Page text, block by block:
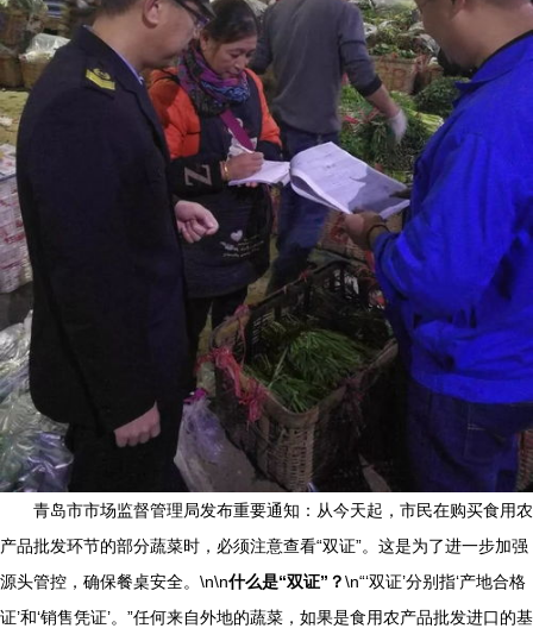
青岛市市场监督管理局发布重要通知：从今天起，市民在购买食用农
产品批发环节的部分蔬菜时，必须注意查看“双证”。这是为了进一步加强
源头管控，确保餐桌安全。\n\n什么是“双证”？\n“‘双证’分别指‘产地合格
证’和‘销售凭证’。”任何来自外地的蔬菜，如果是食用农产品批发进口的基